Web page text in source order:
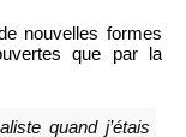
nouvelles formes
que par la
quand j’étais